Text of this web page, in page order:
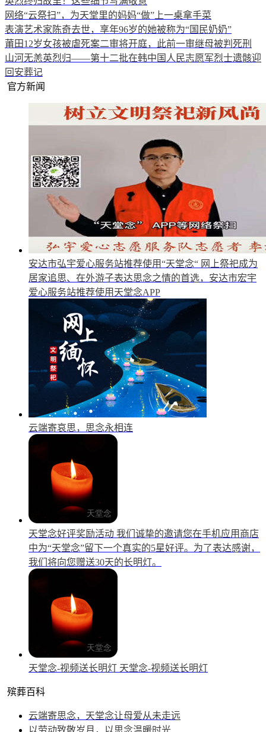
网络“云祭扫”，为天堂里的妈妈“做”上一桌拿手菜
表演艺术家陈奇去世，享年96岁的她被称为“国民奶奶”
莆田12岁女孩被虐死案二审将开庭，此前一审继母被判死刑
山河无恙英烈归——第十二批在韩中国人民志愿军烈士遗骸迎
回安葬记
官方新闻
安达市弘宇爱心服务站推荐使用“天堂念“ 网上祭祀成为
居家追思、在外游子表达思念之情的首选，安达市宏宇
爱心服务站推荐使用天堂念APP
云端寄哀思，思念永相连
天堂念好评奖励活动 我们诚挚的邀请您在手机应用商店
中为“天堂念”留下一个真实的5星好评。为了表达感谢，
我们将向您赠送30天的长明灯。
天堂念-视频送长明灯 天堂念-视频送长明灯
殡葬百科
云端寄思念，天堂念让母爱从未走远
以劳动致敬岁月，以思念温暖时光